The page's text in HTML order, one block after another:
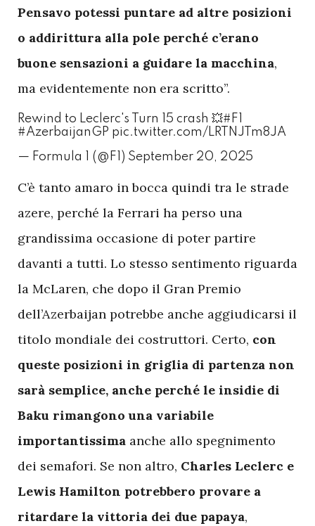
Pensavo potessi puntare ad altre posizioni
o addirittura alla pole perché c’erano
buone sensazioni a guidare la macchina,
ma evidentemente non era scritto”.
Rewind to Leclerc's Turn 15 crash 💥#F1
#AzerbaijanGP pic.twitter.com/LRTNJTm8JA
— Formula 1 (@F1) September 20, 2025
C’è tanto amaro in bocca quindi tra le strade
azere, perché la Ferrari ha perso una
grandissima occasione di poter partire
davanti a tutti. Lo stesso sentimento riguarda
la McLaren, che dopo il Gran Premio
dell’Azerbaijan potrebbe anche aggiudicarsi il
titolo mondiale dei costruttori. Certo, con
queste posizioni in griglia di partenza non
sarà semplice, anche perché le insidie di
Baku rimangono una variabile
importantissima anche allo spegnimento
dei semafori. Se non altro, Charles Leclerc e
Lewis Hamilton potrebbero provare a
ritardare la vittoria dei due papaya,